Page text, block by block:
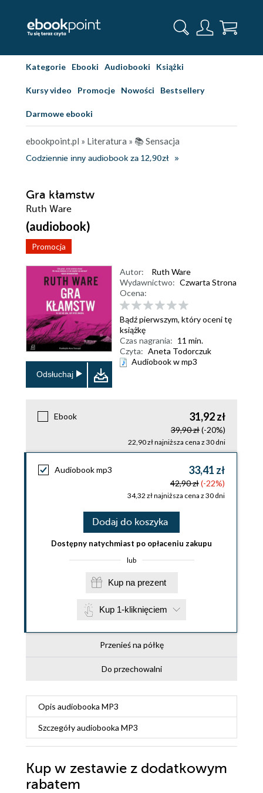
Kategorie Ebooki Audiobooki Książki
Kursy video Promocje Nowości Bestsellery
Darmowe ebooki
ebookpoint.pl » Literatura » 📚 Sensacja
Codziennie inny audiobook za 12,90zł
Gra kłamstw
Ruth Ware
(audiobook)
Promocja
Odsłuchaj
Autor:
Ruth Ware
Wydawnictwo: Czwarta Strona
Ocena:
Bądź pierwszym, który oceni tę
książkę
Czas nagrania: 11 min.
Czyta: Aneta Todorczuk
Audiobook w mp3
Ebook 31,92 zł
39,90 zł(-20%)
22,90 zł najniższa cena z 30 dni
Audiobook mp3 33,41 zł
42,90 zł(-22%)
34,32 zł najniższa cena z 30 dni
Dodaj do koszyka
Dostępny natychmiast po opłaceniu zakupu
lub
Kup na prezent
Kup 1-kliknięciem
Przenieś na półkę
Do przechowalni
Opis audiobooka MP3
Szczegółyaudiobooka MP3
Kup w zestawie z dodatkowym
rabatem